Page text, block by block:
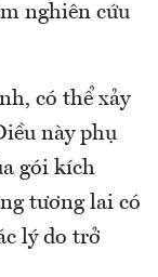
nghiên cứu
có thể xảy
này phụ
gói kích
tương lai có
lý do trở